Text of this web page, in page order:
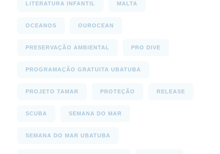
LITERATURA INFANTIL MALTA
OCEANOS OUROCEAN
PRESERVAÇÃO AMBIENTAL PRO DIVE
PROGRAMAÇÃO GRATUITA UBATUBA
PROJETO TAMAR PROTEÇÃO RELEASE
SCUBA SEMANA DO MAR
SEMANA DO MAR UBATUBA